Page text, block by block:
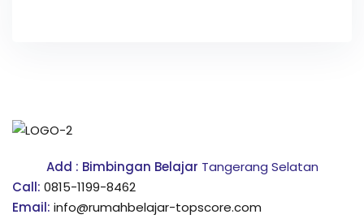
Add : Bimbingan Belajar Tangerang Selatan
Call: 0815-1199-8462
Email: info@rumahbelajar-topscore.com